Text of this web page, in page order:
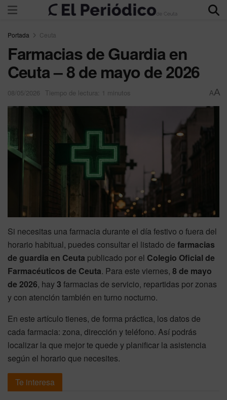
Portada Ceuta
Farmacias de Guardia en
Ceuta – 8 de mayo de 2026
08/05/2026 Tiempo de lectura: 1 minutos AA
Si necesitas una farmacia durante el día festivo o fuera del
horario habitual, puedes consultar el listado de farmacias
de guardia en Ceuta publicado por el Colegio Oficial de
Farmacéuticos de Ceuta. Para este viernes, 8 de mayo
de 2026, hay 3 farmacias de servicio, repartidas por zonas
y con atención también en turno nocturno.
En este artículo tienes, de forma práctica, los datos de
cada farmacia: zona, dirección y teléfono. Así podrás
localizar la que mejor te quede y planificar la asistencia
según el horario que necesites.
Te interesa